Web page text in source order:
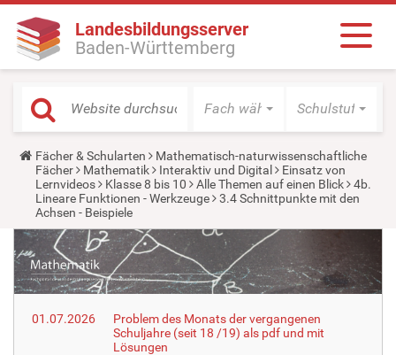
Landesbildungsserver
Baden-Württemberg
Fach wählen Schulstufe
Y
o
u
a
r
e
h
e
r
e
:
Fächer & Schularten
Mathematisch-naturwissenschaftliche
Fächer
Mathematik Interaktiv und Digital
Einsatz von
Lernvideos
Klasse 8 bis 10 Alle Themen auf einen Blick
4b.
Lineare Funktionen - Werkzeuge
3.4 Schnittpunkte mit den
Achsen - Beispiele
01.07.2026
Problem des Monats der vergangenen
Schuljahre (seit 18 /19) als pdf und mit
Lösungen